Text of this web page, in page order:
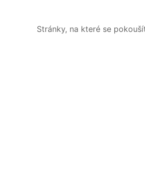
Stránky, na které se